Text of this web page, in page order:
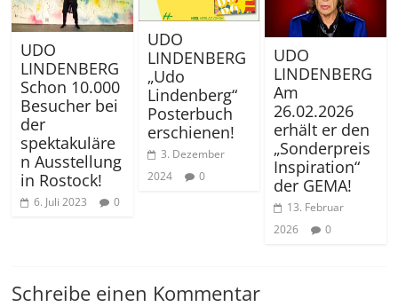
UDO
LINDENBERG
Schon 10.000
Besucher bei
der
spektakuläre
n Ausstellung
in Rostock!
6. Juli 2023 0
UDO
LINDENBERG
„Udo
Lindenberg“
Posterbuch
erschienen!
3. Dezember
2024
0
UDO
LINDENBERG
Am
26.02.2026
erhält er den
„Sonderpreis
Inspiration“
der GEMA!
13. Februar
2026
0
Schreibe einen Kommentar